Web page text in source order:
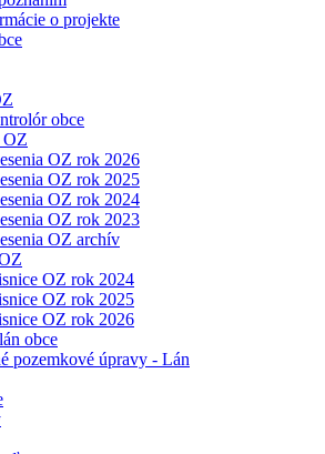
o projekte
obce
OZ
OZ rok 2026
OZ rok 2025
OZ rok 2024
OZ rok 2023
OZ archív
OZ rok 2024
OZ rok 2025
OZ rok 2026
obce
pozemkové úpravy - Lán